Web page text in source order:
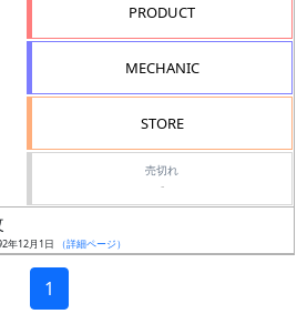
PRODUCT
MECHANIC
STORE
売切れ
-
年12月1日 （詳細ページ）
1